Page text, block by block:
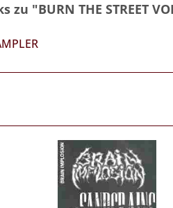
"BURN THE STREET